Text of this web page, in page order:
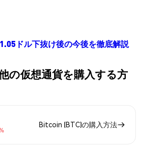
ドル下抜け後の今後を徹底解説
の仮想通貨を購入する方
Bitcoin (BTC)の購入方法